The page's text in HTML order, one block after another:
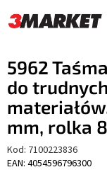
do
treści
5962
do
mm, rolka
Kod: 7100223836
EAN: 4054596796300